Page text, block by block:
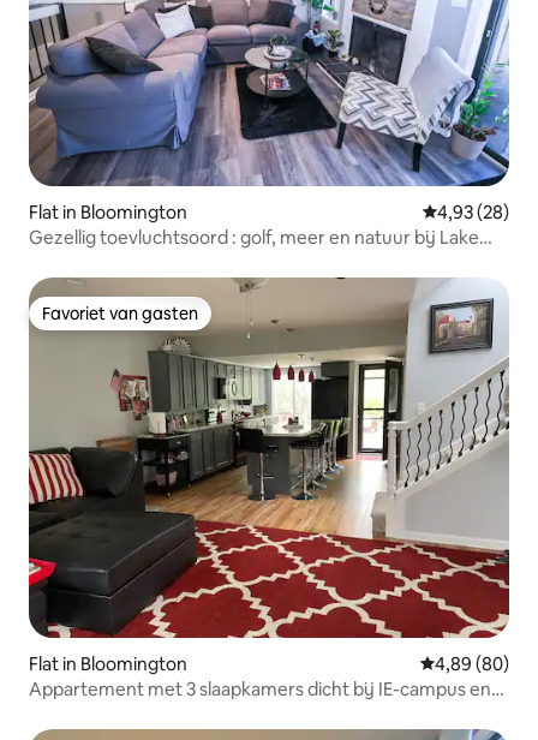
Flat in Bloomington Gemiddelde
4,93 (28)
Gezellig toevluchtsoord : golf, meer en natuur bij Lake
Favoriet van gasten
Favoriet van gasten
Flat in Bloomington Gemiddelde
4,89 (80)
Appartement met 3 slaapkamers dicht bij IE-campus en